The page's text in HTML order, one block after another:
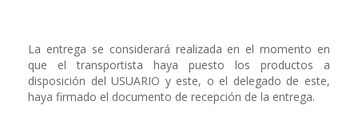
La entrega se considerará realizada en el momento en
que el transportista haya puesto los productos a
disposición del USUARIO y este, o el delegado de este,
haya firmado el documento de recepción de la entrega.